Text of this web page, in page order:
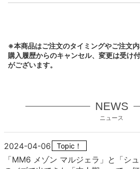
※本商品はご注文のタイミングやご注文内
購入履歴からのキャンセル、変更は受け
がございます。
NEWS
ニュース
2024-04-06 Topic！
「MM6 メゾン マルジェラ」と「シ